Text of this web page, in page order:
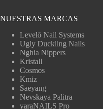
NUESTRAS MARCAS
Levelō Nail Systems
Ugly Duckling Nails
Nghia Nippers
Kristall
Cosmos
Kmiz
Saeyang
Nevskaya Palitra
yaraNAILS Pro